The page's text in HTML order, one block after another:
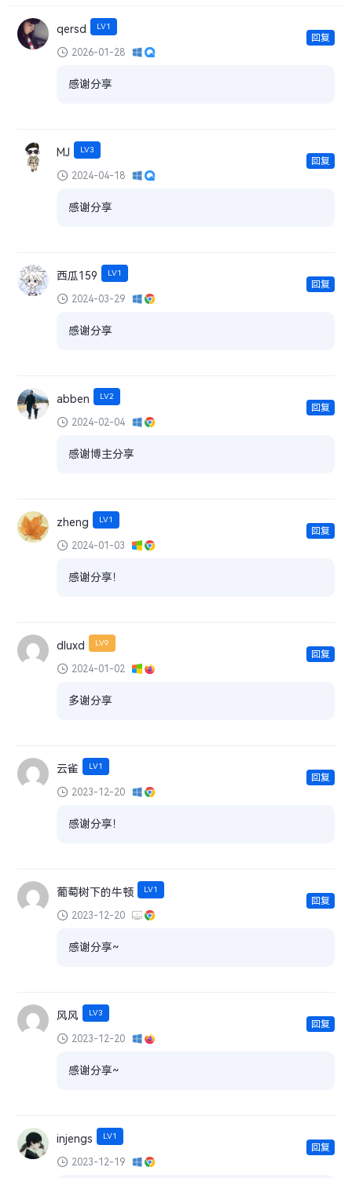
qersd LV1
2026-01-28
感谢分享
回复
MJ LV3
2024-04-18
感谢分享
回复
西瓜159 LV1
2024-03-29
感谢分享
回复
abben LV2
2024-02-04
感谢博主分享
回复
zheng LV1
2024-01-03
感谢分享！
回复
dluxd LV9
2024-01-02
多谢分享
回复
云雀 LV1
2023-12-20
感谢分享！
回复
葡萄树下的牛顿 LV1
2023-12-20
感谢分享~
回复
风风 LV3
2023-12-20
感谢分享~
回复
injengs LV1
2023-12-19
回复